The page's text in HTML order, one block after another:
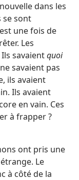
dans les
se sont
une fois de
Les
savaientquoi
savaient pas
ils avaient
Ils avaient
en vain. Ces
à frapper ?
ont pris une
Le
à côté de la